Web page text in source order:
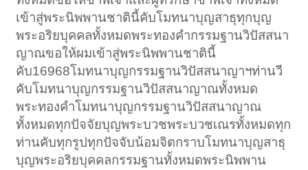
เข้าสู่พระนิพพานชาตินี้คับโมทนาบุญสาธุทุกบุญ
พระอริยบุคคลทั้งหมดพระทองคำกรรมฐานวิปัสสนา
ญาณขอให้ผมเข้าสู่พระนิพพานชาตินี้
คับ16968โมทนาบุญกรรมฐานวิปัสสนาญาฯท่านวี
คับโมทนาบุญกรรมฐานวิปัสสนาญาณทั้งหมด
พระทองคำโมทนาบุญกรรมฐานวิปัสสนาญาณ
ทั้งหมดทุกปัจจัยบุญพระบวชพระบวชเณรทั้งหมดทุก
ท่านคับทุกรูปทุกปัจจับน้อมจิตกราบโมทนาบุญสาธุ
บุญพระอริยบุคคลกรรมฐานทั้งหมดพระนิพพาน